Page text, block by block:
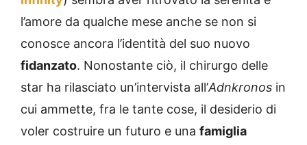
l’amore da qualche mese anche se non si
conosce ancora l’identità del suo nuovo
fidanzato. Nonostante ciò, il chirurgo delle
star ha rilasciato un’intervista all’Adnkronos in
cui ammette, fra le tante cose, il desiderio di
voler costruire un futuro e una famiglia